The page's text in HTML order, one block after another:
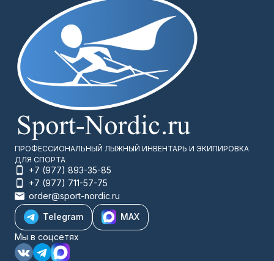
ПРОФЕССИОНАЛЬНЫЙ ЛЫЖНЫЙ ИНВЕНТАРЬ И ЭКИПИРОВКА
ДЛЯ СПОРТА
+7 (977) 893-35-85
+7 (977) 711-57-75
order@sport-nordic.ru
Telegram
MAX
Мы в соцсетях